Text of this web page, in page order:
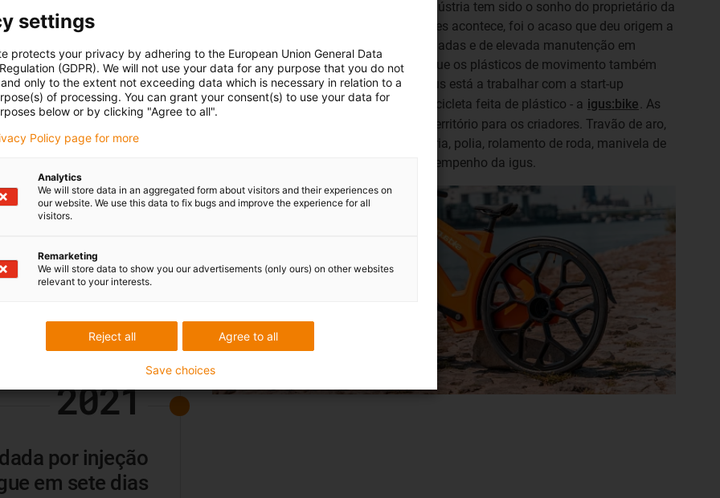
desde 2022.
a economia circular.
(reciclados) no nosso
mercado.
motiva os utilizadores finais e não a indústria tem sido o sonho do proprietário da
empresa, Frank Blase. Como tantas vezes acontece, foi o acaso que deu origem a
uma ideia: bicicletas de aluguer enferrujadas e de elevada manutenção em
estâncias de férias junto ao mar. Será que os plásticos de movimento também
não poderiam estar lá...? Em 2021, a igus está a trabalhar com a start-up
holandesa MTRL para conceber uma bicicleta feita de plástico - a igus:bike. As
peças móveis vêm da igus, é um novo território para os criadores. Travão de aro,
roda livre, caixa de velocidades planetária, polia, rolamento de roda, manivela de
pedal: tudo feito de plástico de alto desempenho da igus.
2021
por injeção
em sete dias
settings
protects your privacy by adhering to the European Union General Data
(GDPR). We will not use your data for any purpose that you do not
only to the extent not exceeding data which is necessary in relation to a
of processing. You can grant your consent(s) to use your data for
below or by clicking "Agree to all".
Policy page for more
Analytics
We will store data in an aggregated form about visitors and their experiences on
our website. We use this data to fix bugs and improve the experience for all
visitors.
Remarketing
We will store data to show you our advertisements (only ours) on other websites
relevant to your interests.
Agree to all
Reject all
Save choices